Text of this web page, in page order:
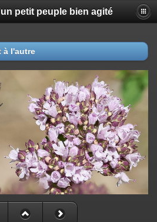
petit peuple bien agité
à l'autre